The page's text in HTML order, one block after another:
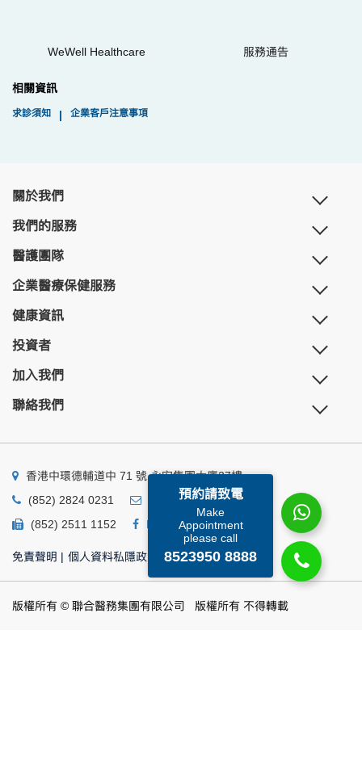
預約請致電
Make
Appointment
please call
8523950 8888
WeWell Healthcare 服務通告
相關資訊
求診須知 | 企業客戶注意事項
關於我們
我們的服務
醫護團隊
企業醫療保健服務
健康資訊
投資者
加入我們
聯絡我們
香港中環德輔道中 71 號 永安集團大廈27樓
(852) 2824 0231
business@ump.com.hk
(852) 2511 1152
Facebook Linkedin
免責聲明 | 個人資料私隱政策 | 個人資料收集聲明
版權所有 © 聯合醫務集團有限公司 版權所有 不得轉載